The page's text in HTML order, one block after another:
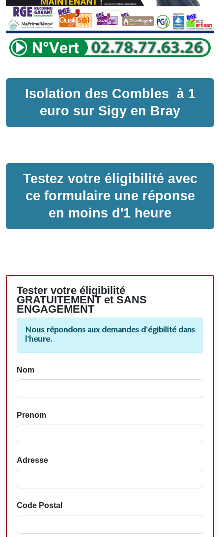
Isolation des Combles à 1
euro sur Sigy en Bray
Testez votre éligibilité avec
ce formulaire une réponse
en moins d'1 heure
Tester votre éligibilité
GRATUITEMENT et SANS
ENGAGEMENT
Nous répondons aux demandes d'égibilité dans
l'heure.
Nom
Prenom
Adresse
Code Postal